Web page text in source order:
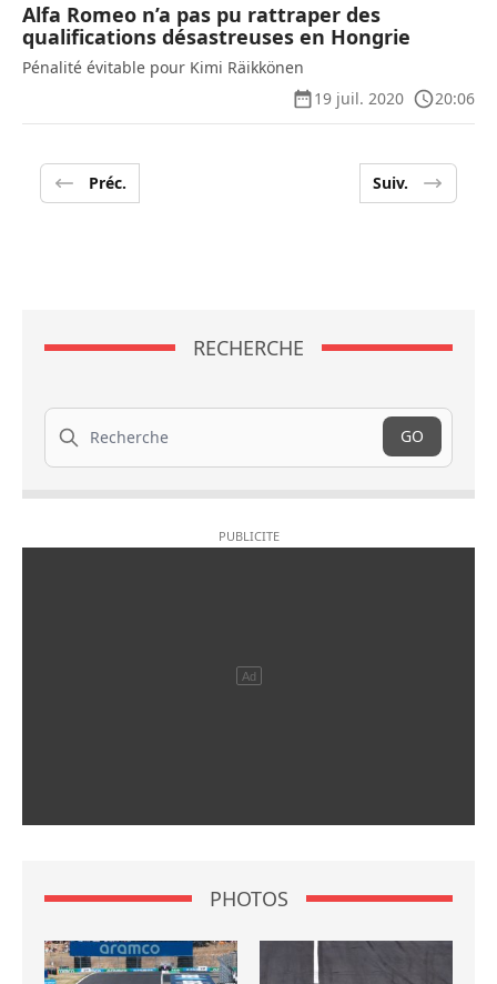
Alfa Romeo n’a pas pu rattraper des
qualifications désastreuses en Hongrie
Pénalité évitable pour Kimi Räikkönen
19 juil. 2020
20:06
Préc. Suiv.
RECHERCHE
Recherche
GO
PHOTOS